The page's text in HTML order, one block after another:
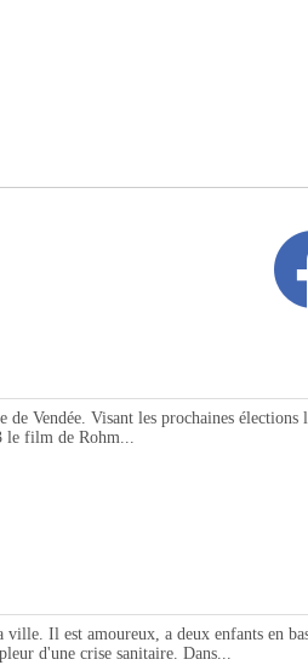
Vendée. Visant les prochaines
le film de Rohm...
Il est amoureux, a deux enfants en
d'une crise sanitaire. Dans...